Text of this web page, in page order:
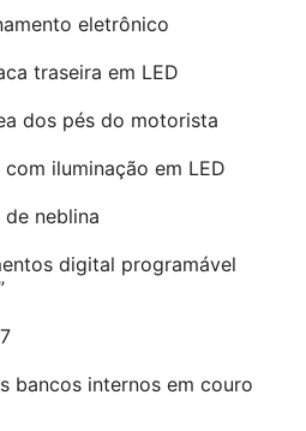
eletrônico
traseira em LED
dos pés do motorista
iluminação em LED
neblina
digital programável
bancos internos em couro